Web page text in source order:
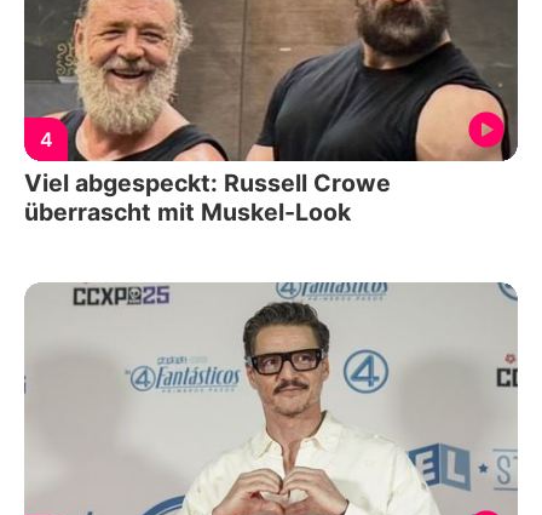
4
Viel abgespeckt: Russell Crowe
überrascht mit Muskel-Look